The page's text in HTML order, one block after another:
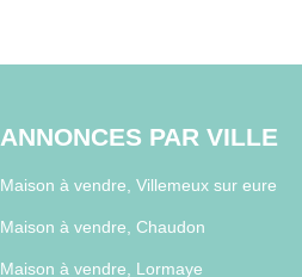
ANNONCES PAR VILLE
Maison à vendre, Villemeux sur eure
Maison à vendre, Chaudon
Maison à vendre, Lormaye